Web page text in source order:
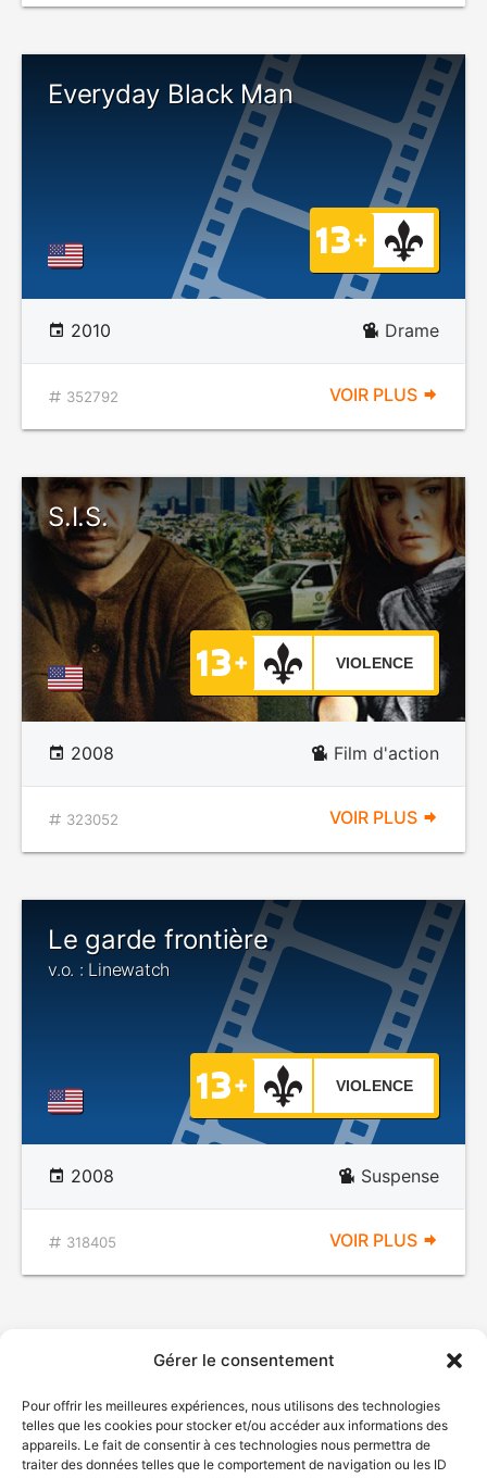
Gérer le consentement
Pour offrir les meilleures expériences, nous utilisons des technologies
telles que les cookies pour stocker et/ou accéder aux informations des
appareils. Le fait de consentir à ces technologies nous permettra de
traiter des données telles que le comportement de navigation ou les ID
Everyday Black Man
2010 Drame
352792 VOIR PLUS
S.I.S.
VIOLENCE
2008 Film d'action
323052 VOIR PLUS
Le garde frontière
v.o. : Linewatch
VIOLENCE
2008 Suspense
318405 VOIR PLUS